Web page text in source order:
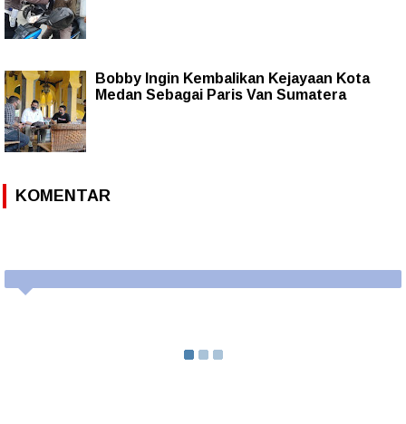
Bobby Ingin Kembalikan Kejayaan Kota
Medan Sebagai Paris Van Sumatera
KOMENTAR